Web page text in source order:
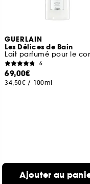
GUERLAIN
Les Délices de Bain
Lait parfumé pour le
6
69,00€
34,50€ / 100ml
Ajouter au